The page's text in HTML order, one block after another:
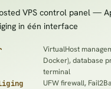
VPS control panel —
in één interface
VirtualHost
Docker), database
terminal
UFW firewall,